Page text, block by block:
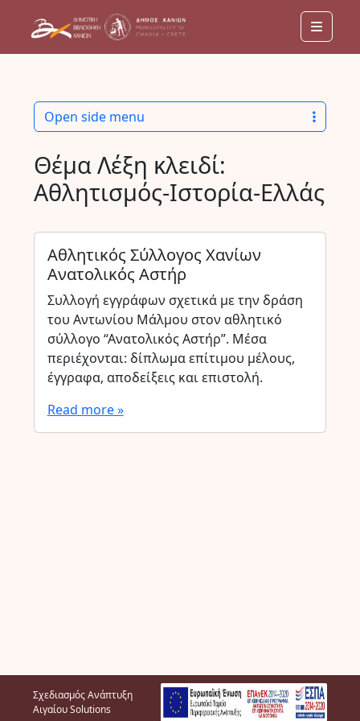
Menu
Θέμα Λέξη κλειδί:
Αθλητισμός-Ιστορία-Ελλάς
Αθλητικός Σύλλογος Χανίων
Ανατολικός Αστήρ
Συλλογή εγγράφων σχετικά με την δράση
του Αντωνίου Μάλμου στον αθλητικό
σύλλογο “Ανατολικός Αστήρ”. Μέσα
περιέχονται: δίπλωμα επίτιμου μέλους,
έγγραφα, αποδείξεις και επιστολή.
Read more »
Open side menu
Σχεδιασμός Ανάπτυξη
Αιγαίου Solutions